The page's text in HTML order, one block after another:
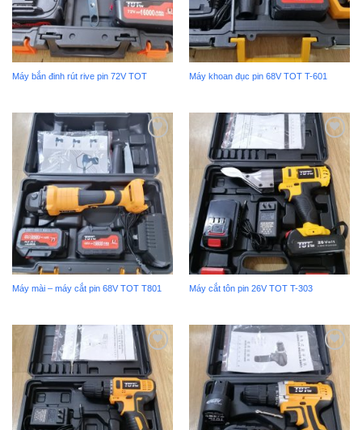
Máy bắn đinh rút rive pin 72V TOT Máy khoan đục pin 68V TOT T-601
Add to
wishlist
Máy mài – máy cắt pin 68V TOT T801
Add to
wishlist
Máy cắt tôn pin 26V TOT T-303
Add to
wishlist
Add to
wishlist